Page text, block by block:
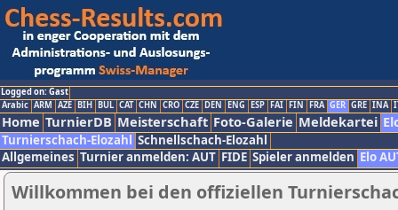
Logged on: Gast
Arabic ARM AZE BIH BUL CAT CHN CRO CZE DEN ENG ESP FAI FIN FRA GER GRE INA
Home TurnierDB Meisterschaft Foto-Galerie Meldekartei
Turnierschach-Elozahl Schnellschach-Elozahl
Allgemeines Turnier anmelden: AUT FIDE Spieler anmelden Elo
Willkommen bei den offiziellen